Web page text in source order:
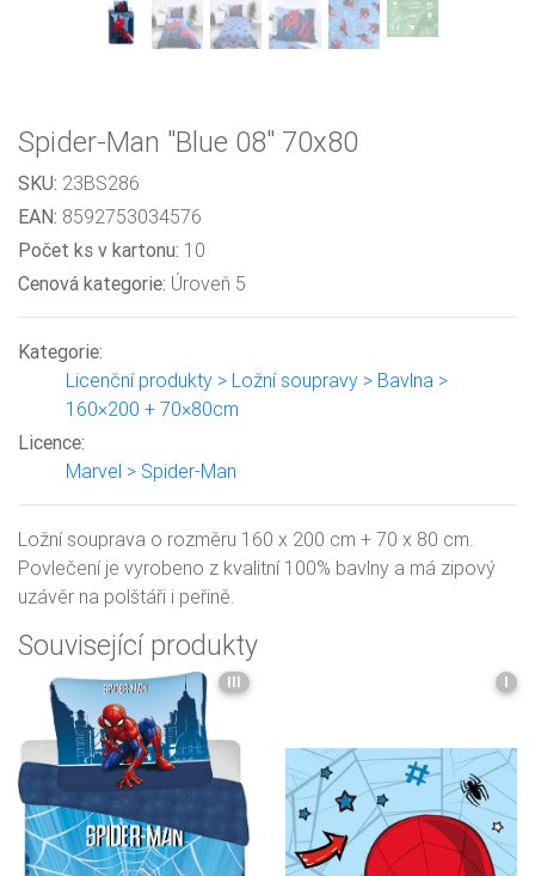
Spider-Man "Blue 08" 70x80
SKU: 23BS286
EAN: 8592753034576
Počet ks v kartonu: 10
Cenová kategorie: Úroveň 5
Kategorie:
Licenční produkty > Ložní soupravy > Bavlna >
160×200 + 70×80cm
Licence:
Marvel > Spider-Man
Ložní souprava o rozměru 160 x 200 cm + 70 x 80 cm.
Povlečení je vyrobeno z kvalitní 100% bavlny a má zipový
uzávěr na polštáři i peřině.
Související produkty
III I